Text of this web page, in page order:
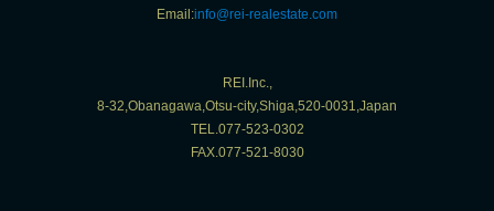
Email:info@rei-realestate.com
REI.Inc.,
8-32,Obanagawa,Otsu-city,Shiga,520-0031,Japan
TEL.077-523-0302
FAX.077-521-8030